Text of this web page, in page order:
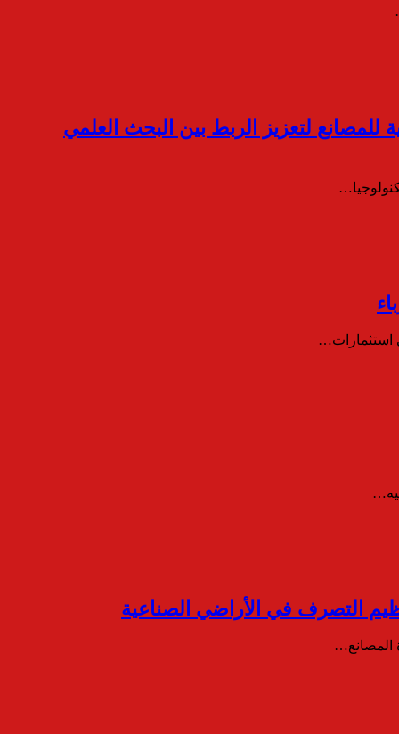
للمصانع لتعزيز الربط بين البحث العلمي
استثمارات…
التصرف في الأراضي الصناعية
المصانع…